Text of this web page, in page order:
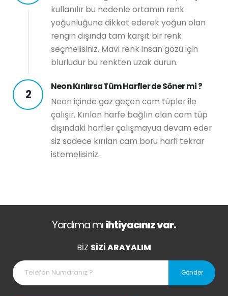
kullanılır bu nedenle ortamın renk
yoğunluğuna dikkat ederek yoğun olan
rengin dışında tam karşıt bir renk
seçmelisiniz. Mavi renk insan gözü için
blurludur bu renkten uzak durun.
2
Neon Kırılırsa Tüm Harfler de Söner mi ?
Neon içinde gaz geçen cam tüpler ile
çalışır. Kırılan harfe bağlın olan cam tüp
dışındaki harfler çalışmayua devam eder
siz sadece kırılan cam boru harfi tekrar
istemelisiniz.
Yardıma mıihtiyacınız var.
BİZ SİZİ ARAYALIM